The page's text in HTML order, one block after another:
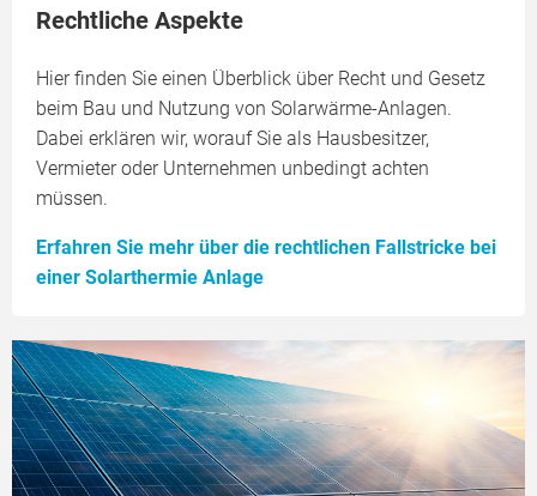
Rechtliche Aspekte
Hier finden Sie einen Überblick über Recht und Gesetz
beim Bau und Nutzung von Solarwärme-Anlagen.
Dabei erklären wir, worauf Sie als Hausbesitzer,
Vermieter oder Unternehmen unbedingt achten
müssen.
Erfahren Sie mehr über die rechtlichen Fallstricke bei
einer Solarthermie Anlage